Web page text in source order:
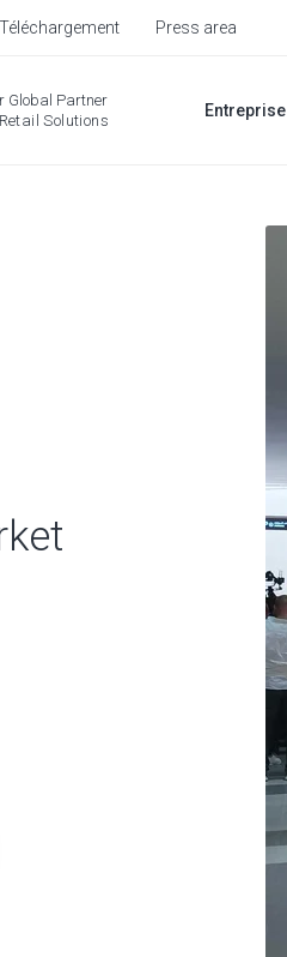
Téléchargement Press area
Global Partner
Solutions
Entreprise